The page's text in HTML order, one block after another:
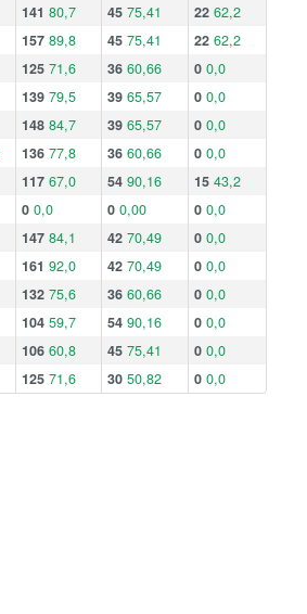
141 80,7 45 75,41 22 62,2
157 89,8 45 75,41 22 62,2
125 71,6 36 60,66 0 0,0
139 79,5 39 65,57 0 0,0
148 84,7 39 65,57 0 0,0
136 77,8 36 60,66 0 0,0
117 67,0 54 90,16 15 43,2
0 0,0 0 0,00 0 0,0
147 84,1 42 70,49 0 0,0
161 92,0 42 70,49 0 0,0
132 75,6 36 60,66 0 0,0
104 59,7 54 90,16 0 0,0
106 60,8 45 75,41 0 0,0
125 71,6 30 50,82 0 0,0